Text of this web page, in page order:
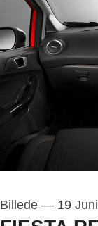
Billede — 19